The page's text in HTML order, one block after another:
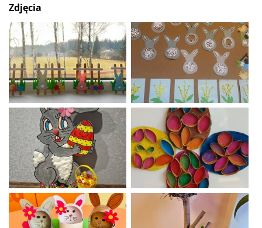
Zdjęcia